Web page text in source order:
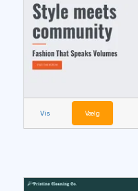
Vis Vælg